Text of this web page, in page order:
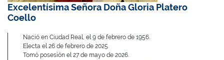
Excelentísima Señora Doña Gloria Platero
Coello
Nació en Ciudad Real, el 9 de febrero de 1956.
Electa el 26 de febrero de 2025.
Tomó posesión el 27 de mayo de 2026.